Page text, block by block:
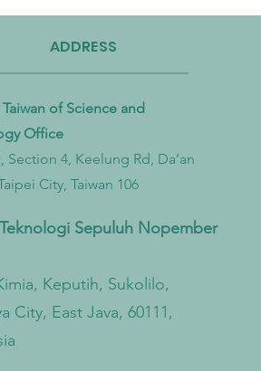
Perkuat Kemitraan Lintas
untuk Mengatasi
Mikroplastik dari
Laut
ADDRESS
of Science and
Office
Section 4, Keelung Rd, Da’an
City, Taiwan 106
Sepuluh Nopember
Keputih, Sukolilo,
City, East Java, 60111,